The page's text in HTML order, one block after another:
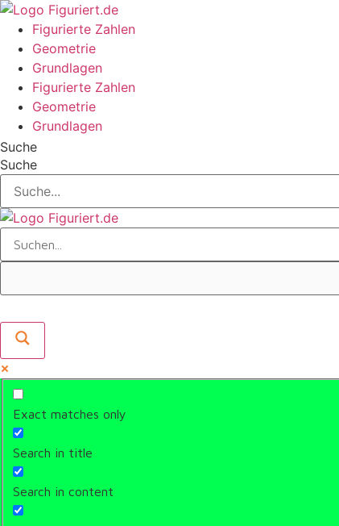
Zum
Inhalt
wechseln
Figurierte Zahlen
Geometrie
Grundlagen
Figurierte Zahlen
Geometrie
Grundlagen
Suche
Suche
Exact matches only
Search in title
Search in content